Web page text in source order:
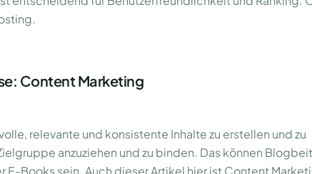
Content Marketing
relevante und konsistente Inhalte zu erstellen und zu
anzuziehen und zu binden. Das können
Books sein. Auch dieser Artikel hier ist Content